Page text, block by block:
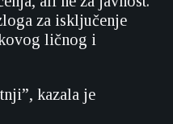
za isključenje
ličnog i
kazala je